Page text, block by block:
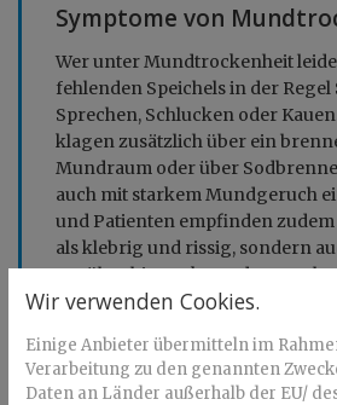
Symptome von
Wer unter Mundtrockenheit
fehlenden Speichels in der
Sprechen, Schlucken oder
klagen zusätzlich über ein
Mundraum oder über
auch mit starkem Mundgeruch
und Patienten empfinden
als klebrig und rissig, sondern
Darüber hinaus kann das
beeinträchtigt sein und ein
Wir verwenden Cookies.
Einige Anbieter übermitteln im
Verarbeitung zu den genannten
Daten an Länder außerhalb der EU/